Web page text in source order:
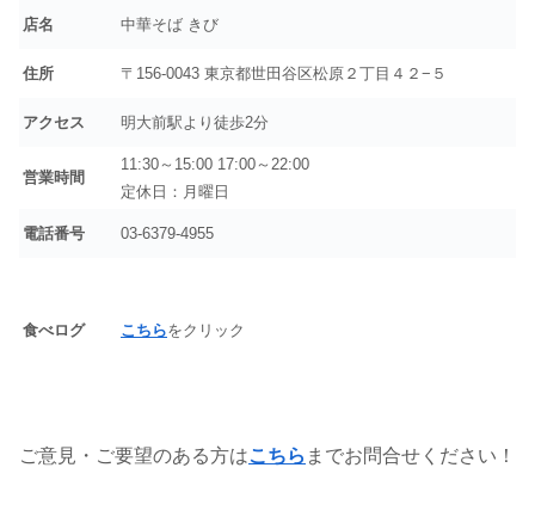
店名 中華そば きび
住所 〒156-0043 東京都世田谷区松原２丁目４２−５
アクセス 明大前駅より徒歩2分
営業時間
11:30～15:00 17:00～22:00
定休日：月曜日
電話番号 03-6379-4955
食べログ こちらをクリック
ご意見・ご要望のある方はこちら までお問合せください！